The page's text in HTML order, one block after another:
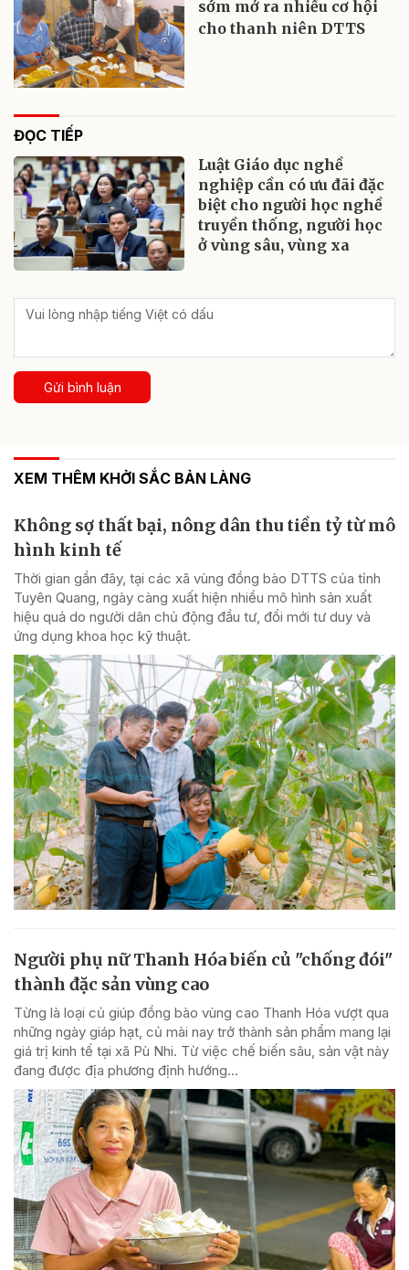
sớm mở ra nhiều cơ hội
cho thanh niên DTTS
ĐỌC TIẾP
Luật Giáo dục nghề
nghiệp cần có ưu đãi đặc
biệt cho người học nghề
truyền thống, người học
ở vùng sâu, vùng xa
Gửi bình luận
XEM THÊM KHỞI SẮC BẢN LÀNG
Không sợ thất bại, nông dân thu tiền tỷ từ mô
hình kinh tế
Thời gian gần đây, tại các xã vùng đồng bào DTTS của tỉnh
Tuyên Quang, ngày càng xuất hiện nhiều mô hình sản xuất
hiệu quả do người dân chủ động đầu tư, đổi mới tư duy và
ứng dụng khoa học kỹ thuật.
Người phụ nữ Thanh Hóa biến củ "chống đói"
thành đặc sản vùng cao
Từng là loại củ giúp đồng bào vùng cao Thanh Hóa vượt qua
những ngày giáp hạt, củ mài nay trở thành sản phẩm mang lại
giá trị kinh tế tại xã Pù Nhi. Từ việc chế biến sâu, sản vật này
đang được địa phương định hướng...